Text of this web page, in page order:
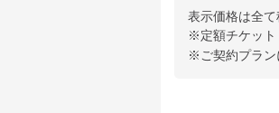
表示価格は全て
※定額チケッ
※ご契約プラン